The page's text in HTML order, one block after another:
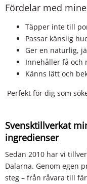
Fördelar med
Täpper inte till
Passar känslig
Ger en naturlig,
Innehåller få och
Känns lätt och
Perfekt för dig som
Svensktillverkat
ingredienser
Sedan 2010 har vi
Dalarna. Genom egen
steg – från råvara till